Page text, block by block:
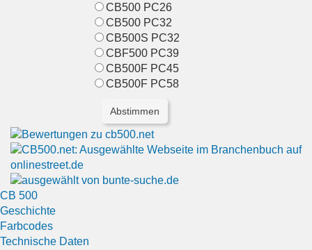
CB500 PC26
CB500 PC32
CB500S PC32
CBF500 PC39
CB500F PC45
CB500F PC58
CB 500
Geschichte
Farbcodes
Technische Daten